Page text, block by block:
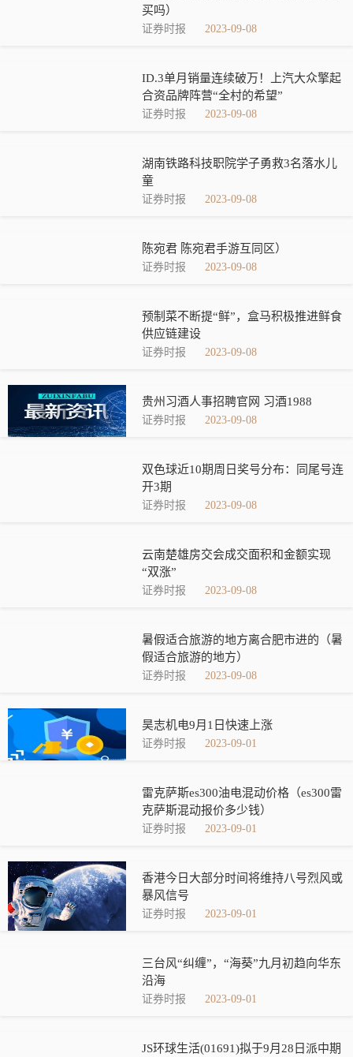
买吗）
证券时报 2023-09-08
ID.3单月销量连续破万！上汽大众擎起
合资品牌阵营“全村的希望”
证券时报 2023-09-08
湖南铁路科技职院学子勇救3名落水儿
童
证券时报 2023-09-08
陈宛君 陈宛君手游互同区）
证券时报 2023-09-08
预制菜不断提“鲜”，盒马积极推进鲜食
供应链建设
证券时报 2023-09-08
贵州习酒人事招聘官网 习酒1988
证券时报 2023-09-08
双色球近10期周日奖号分布：同尾号连
开3期
证券时报 2023-09-08
云南楚雄房交会成交面积和金额实现
“双涨”
证券时报 2023-09-08
暑假适合旅游的地方离合肥市进的（暑
假适合旅游的地方）
证券时报 2023-09-08
昊志机电9月1日快速上涨
证券时报 2023-09-01
雷克萨斯es300油电混动价格（es300雷
克萨斯混动报价多少钱）
证券时报 2023-09-01
香港今日大部分时间将维持八号烈风或
暴风信号
证券时报 2023-09-01
三台风“纠缠”，“海葵”九月初趋向华东
沿海
证券时报 2023-09-01
JS环球生活(01691)拟于9月28日派中期